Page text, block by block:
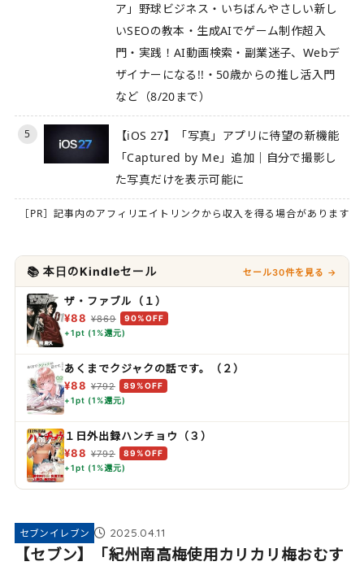
ア」野球ビジネス・いちばんやさしい新し
いSEOの教本・生成AIでゲーム制作超入
門・実践！AI動画検索・副業迷子、Webデ
ザイナーになる!!・50歳からの推し活入門
など（8/20まで）
5
【iOS 27】「写真」アプリに待望の新機能
「Captured by Me」追加｜自分で撮影し
た写真だけを表示可能に
［PR］記事内のアフィリエイトリンクから収入を得る場合があります
📚 本日のKindleセール セール30件を見る →
ザ・ファブル（１）
¥88 ¥869
90%OFF
+1pt (1%還元)
あくまでクジャクの話です。（２）
¥88 ¥792
89%OFF
+1pt (1%還元)
１日外出録ハンチョウ（３）
¥88 ¥792
89%OFF
+1pt (1%還元)
セブンイレブン 2025.04.11
【セブン】「紀州南高梅使用カリカリ梅おむす